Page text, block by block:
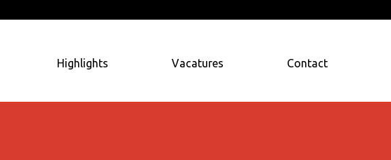
Highlights Vacatures Contact